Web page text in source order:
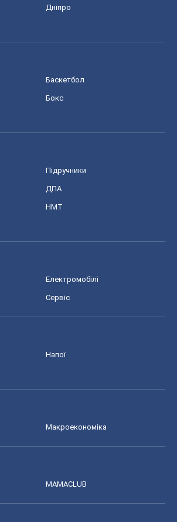
Дніпро
Баскетбол
Бокс
Підручники
ДПА
НМТ
Електромобілі
Сервіс
Напої
Макроекономіка
MAMACLUB